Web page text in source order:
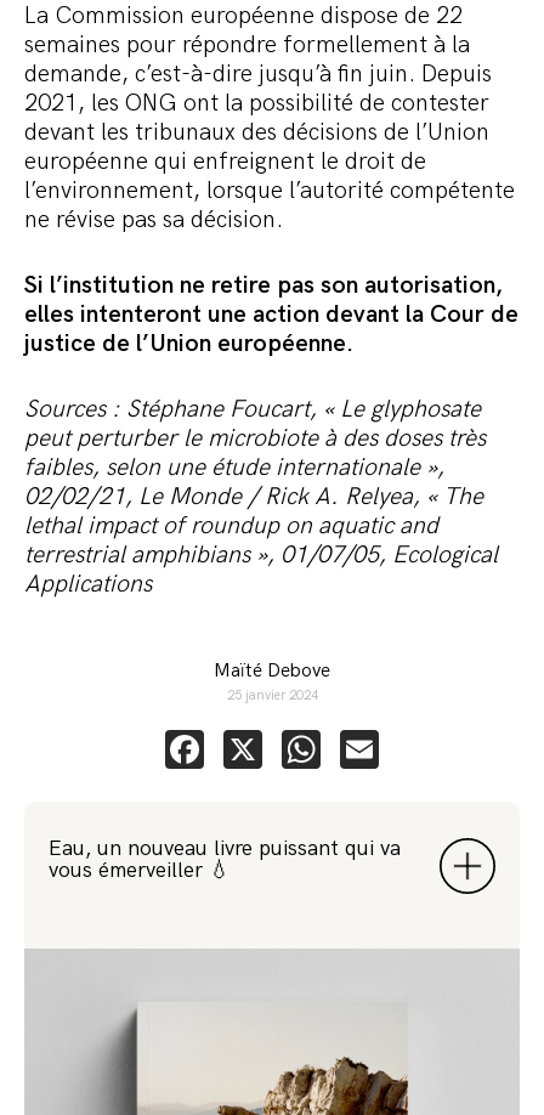
La Commission européenne dispose de 22
semaines pour répondre formellement à la
demande, c’est-à-dire jusqu’à fin juin. Depuis
2021, les ONG ont la possibilité de contester
devant les tribunaux des décisions de l’Union
européenne qui enfreignent le droit de
l’environnement, lorsque l’autorité compétente
ne révise pas sa décision.
Si l’institution ne retire pas son autorisation,
elles intenteront une action devant la Cour de
justice de l’Union européenne.
Sources : Stéphane Foucart, « Le glyphosate
peut perturber le microbiote à des doses très
faibles, selon une étude internationale »,
02/02/21, Le Monde / Rick A. Relyea, « The
lethal impact of roundup on aquatic and
terrestrial amphibians », 01/07/05, Ecological
Applications
Maïté Debove
25 janvier 2024
Facebook
X WhatsApp
Eau, un nouveau livre puissant qui va
vous émerveiller 💧